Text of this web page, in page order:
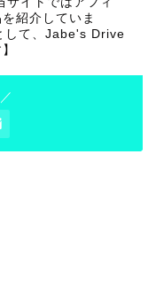
紹介していま
して、Jabe's Drive